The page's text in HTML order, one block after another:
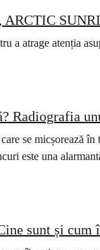
ARCTIC
a atrage atenția
Radiografia
se micșorează
este una
sunt și